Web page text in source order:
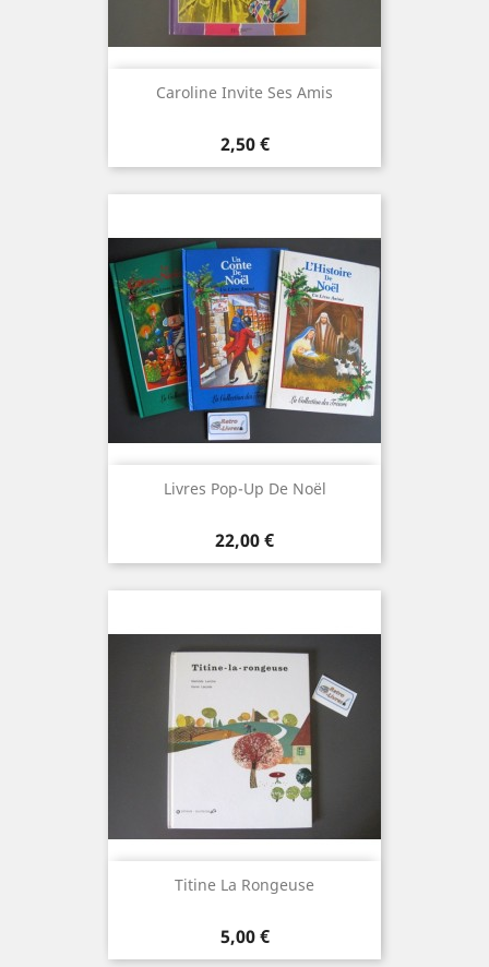
Caroline Invite Ses Amis
Prix
2,50 €
Livres Pop-Up De Noël
Prix
22,00 €
Titine La Rongeuse
Prix
5,00 €